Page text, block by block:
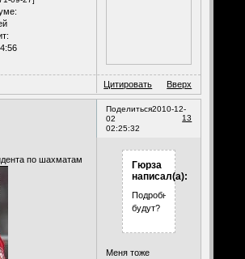
Цитировать Вверх
Поделиться
13
2010-12-
02
02:25:32
по шахматам
Гюрза
написал(а):
Подробности
будут?
Меня тоже